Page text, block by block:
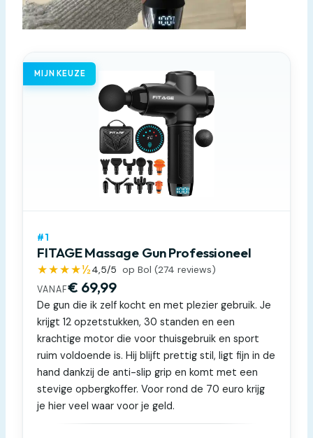
MIJN KEUZE
#1
FITAGE Massage Gun Professioneel
★★★★½4,5/5 op Bol (274 reviews)
VANAF€ 69,99
De gun die ik zelf kocht en met plezier gebruik. Je
krijgt 12 opzetstukken, 30 standen en een
krachtige motor die voor thuisgebruik en sport
ruim voldoende is. Hij blijft prettig stil, ligt fijn in de
hand dankzij de anti-slip grip en komt met een
stevige opbergkoffer. Voor rond de 70 euro krijg
je hier veel waar voor je geld.